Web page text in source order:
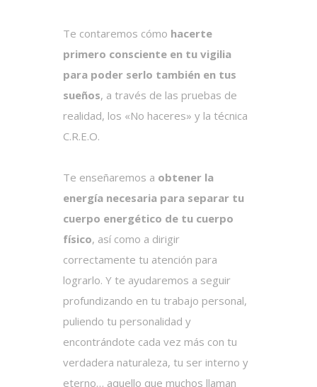
Te contaremos cómo hacerte
primero consciente en tu vigilia
para poder serlo también en tus
sueños, a través de las pruebas de
realidad, los «No haceres» y la técnica
C.R.E.O.
Te enseñaremos a obtener la
energía necesaria para separar tu
cuerpo energético de tu cuerpo
físico, así como a dirigir
correctamente tu atención para
lograrlo. Y te ayudaremos a seguir
profundizando en tu trabajo personal,
puliendo tu personalidad y
encontrándote cada vez más con tu
verdadera naturaleza, tu ser interno y
eterno… aquello que muchos llaman